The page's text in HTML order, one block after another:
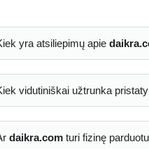
yra atsiliepimų apie
vidutiniškai užtrunka
daikra.comturi fizinę